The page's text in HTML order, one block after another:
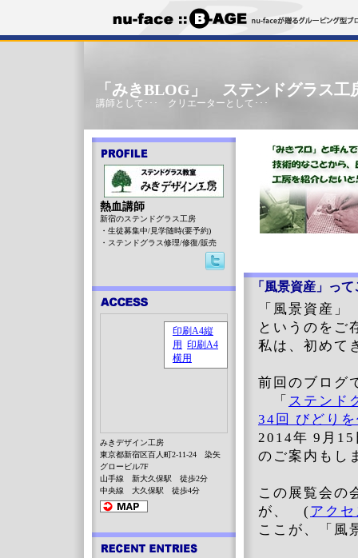
「みきBLOG」 ステンドグラス工
講師として･･･ クリエーターとして･･･
「風景資産」っ
「風景資産」
というのをご
私は、初めて
前回のブログ
「 ステンド
34回 びどり
2014年 9月
のご案内もし
この展覧会の
が、 ( アク
ここが、「風
熱血講師
新宿のステンドグラス工房
・生徒募集中/見学随時(要予約)
・ステンドグラス修理/修復/販売
みきデザイン工房
東京都新宿区百人町2-11-24 染矢
グロービル7F
山手線 新大久保駅 徒歩2分
中央線 大久保駅 徒歩4分